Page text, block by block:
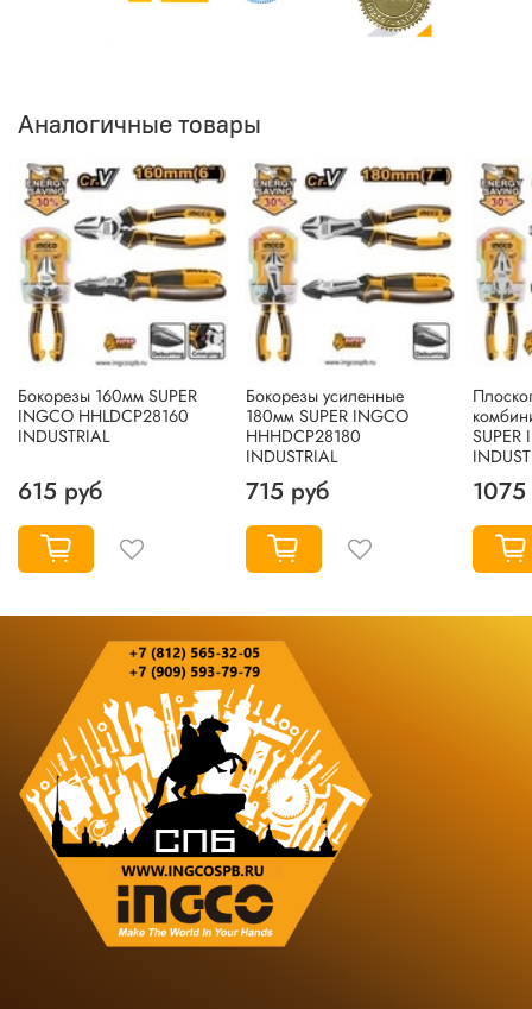
Аналогичные товары
Бокорезы 160мм SUPER
INGCO HHLDCP28160
INDUSTRIAL
615 руб
Бокорезы усиленные
180мм SUPER INGCO
HHHDCP28180
INDUSTRIAL
715 руб